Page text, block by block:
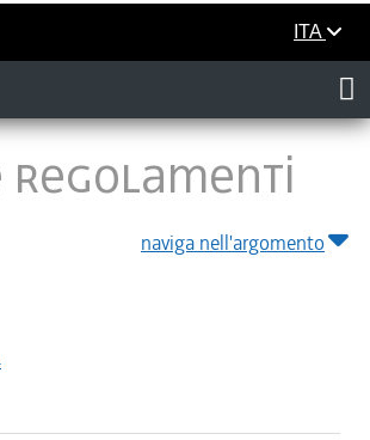
ITA
REGOLAMENTI
naviga nell'argomento